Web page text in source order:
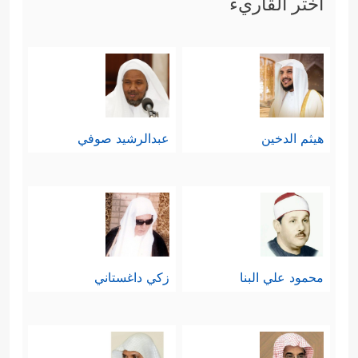
رابعًا: ثم يُذكِّرُ القرآن المشركين بما
كما هو شأن أهل الكتاب من يهود
ونصارى
﴿وَإِن كَانُواْ لَیَقُولُونَ﴿١٦٧﴾
ذِكۡرࣰا مِّنَ ٱلۡأَوَّلِینَ
لَكُنَّا عِبَادَ ٱللَّهِ ٱلۡمُخۡلَصِینَ
﴿١٦٩﴾
فَكَفَرُواْ بِهِۦۖ فَسَوۡفَ یَعۡلَمُونَ﴾
التذكير يُقصد به: بيان أنّهم إنَّما يُعادُون
القرآن بعد أن أنزَلَه الله عليهم؛ لحسدٍ
من أجل الْتِباسٍ في الرؤية، أو خطأٍ في
هيثم الدخين عبدالرشيد صوفي
محمود علي البنا زكي داغستاني